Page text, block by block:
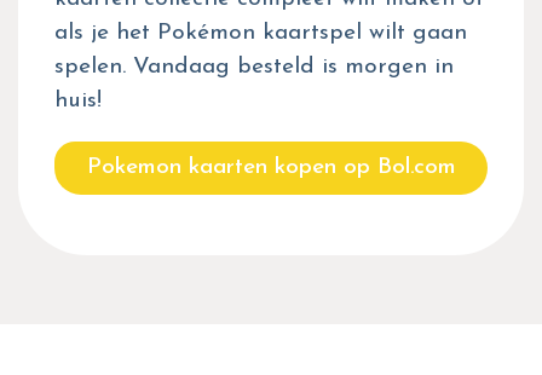
als je het Pokémon kaartspel wilt gaan
spelen. Vandaag besteld is morgen in
huis!
Pokemon kaarten kopen op Bol.com